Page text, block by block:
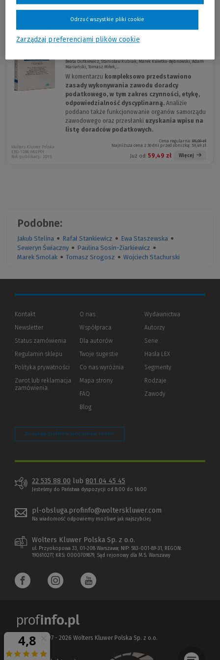
-30 % Ustawa o doradztwie podatkowym.
Beata Dutkiewicz, Stanisław Kubiak, Marek Kwietko-Bębnowski, Adam
Mariański, Tomasz Miłek,...
W komentarzu kompleksowo przedstawiono
zasady wykonywania zawodu doradcy
podatkowego, w tym zakres czynności, etykę,
odpowiedzialność dyscyplinarną. Analizie
poddano także funkcjonowanie organów samorządu
zawodowego oraz przesłanki uzyskania wpisu na
listę doradców podatkowych.
Cena regularna: 85,00 zł
Najniższa cena z 30 dni przed obniżką: 59,49 zł
Już od: 59,49 zł Więcej
Wolters Kluwer Polska
EBO-1286 W02P01
Rok publikacji: 2015
Podobne:
Jakub Stelina ● Rafał Stankiewicz ● Ewa Staszewska ●
Seweryn Świaczny ● Paulina Sosin-Ziarkiewicz ●
Marek Smolak ● Tomasz Srogosz ● Wojciech Stachurski
Kontakt
Newsletter
Status zamówienia
Regulamin sklepu
Polityka prywatności (Nowe
(Link
innej
Zwrot lub reklamacja
zamówienia
O nas
Współpraca
Dla autorów(Nowe
(Link
innej
strony)
Twoje sugestie
Co nas wyróżnia
Mapa strony
FAQ
Blog
Wydawnictwa
Autorzy
Serie
Hasła LEX
Segmenty
Rodzaje
Zawody
Zarządzaj preferencjami plików cookie
22 535 88 00 lub 801 04 45 45
Jesteśmy do Państwa dyspozycji od 8:00 do 16:00
pl-obsluga.profinfo@wolterskluwer.com
Na wiadomość odpowiemy możliwe jak najszybciej.
Wolters Kluwer Polska Sp. z o.o.
ul. Przyokopowa 33, 01-208 Warszawa; NIP: 583-001-89-31, REGON:
190610277, KRS: 0000709879, Sąd rejonowy dla M.S. Warszawy
Copyright 1997 - 2026 Wolters Kluwer Polska Sp. z o.o.
Zarządzaj preferencjami plików cookie
Odrzuć wszystkie pliki cookie